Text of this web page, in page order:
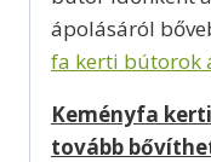
ápolásáról
fa kerti bútorok
Keményfa
tovább